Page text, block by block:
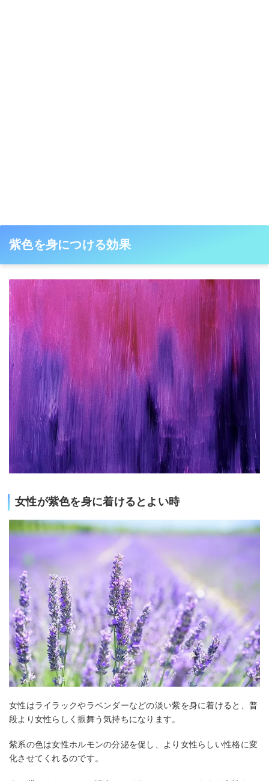
紫色を身につける効果
女性が紫色を身に着けるとよい時
女性はライラックやラベンダーなどの淡い紫を身に着けると、普
段より女性らしく振舞う気持ちになります。
紫系の色は女性ホルモンの分泌を促し、より女性らしい性格に変
化させてくれるのです。